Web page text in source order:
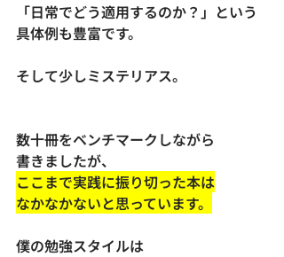
「日常でどう適用するのか？」という
具体例も豊富です。
そして少しミステリアス。
数十冊をベンチマークしながら
書きましたが、
ここまで実践に振り切った本は
なかなかないと思っています。
僕の勉強スタイルは